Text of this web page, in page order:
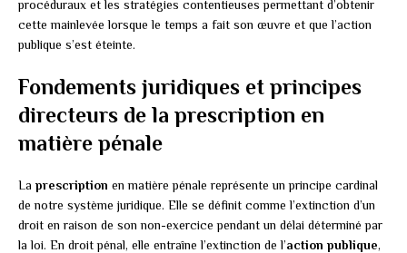
procéduraux et les stratégies contentieuses permettant d’obtenir
cette mainlevée lorsque le temps a fait son œuvre et que l’action
publique s’est éteinte.
Fondements juridiques et principes
directeurs de la prescription en
matière pénale
La prescription en matière pénale représente un principe cardinal
de notre système juridique. Elle se définit comme l’extinction d’un
droit en raison de son non-exercice pendant un délai déterminé par
la loi. En droit pénal, elle entraîne l’extinction de l’action publique,